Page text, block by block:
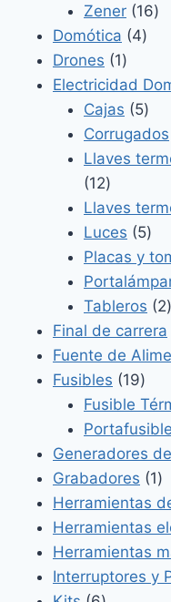
Zener 1616
Domótica 44
Drones 11
Electricidad
Cajas 55
Corrugados
Llaves
1212
Llaves
Luces 55
Placas y
Tableros 22
Final de carrera
Fuente de
Fusibles 1919
Fusible
Portafusible
Generadores
Grabadores 11
Herramientas
Herramientas
Herramientas
Interruptores y